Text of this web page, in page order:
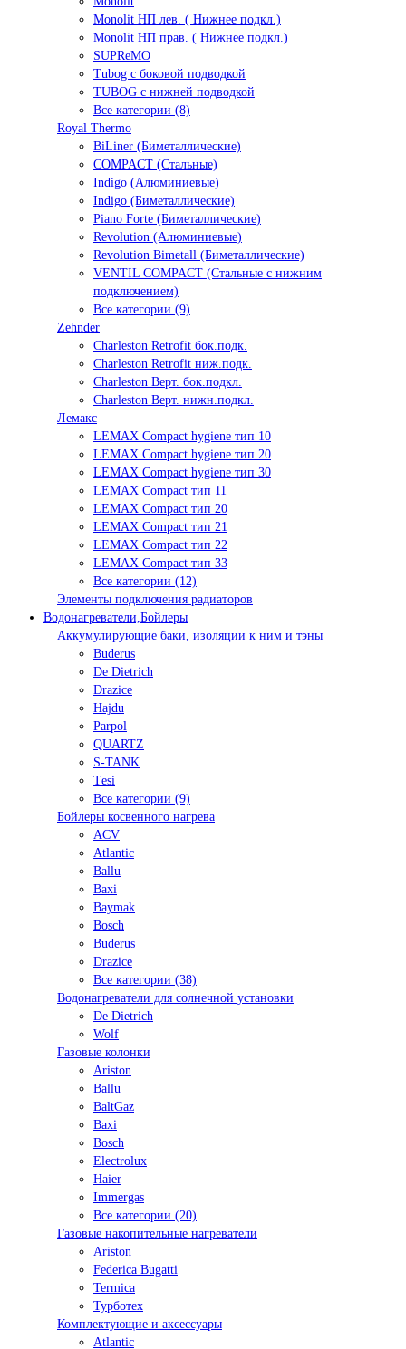
Monolit НП лев. ( Нижнее подкл.)
Monolit НП прав. ( Нижнее подкл.)
SUPReMO
Tubog с боковой подводкой
TUBOG с нижней подводкой
Все категории (8)
Royal Thermo
BiLiner (Биметаллические)
COMPACT (Стальные)
Indigo (Алюминиевые)
Indigo (Биметаллические)
Piano Forte (Биметаллические)
Revolution (Алюминиевые)
Revolution Bimetall (Биметаллические)
VENTIL COMPACT (Стальные с нижним
подключением)
Все категории (9)
Zehnder
Charleston Retrofit бок.подк.
Charleston Retrofit ниж.подк.
Charleston Верт. бок.подкл.
Charleston Верт. нижн.подкл.
Лемакс
LEMAX Compact hygiene тип 10
LEMAX Compact hygiene тип 20
LEMAX Compact hygiene тип 30
LEMAX Compact тип 11
LEMAX Compact тип 20
LEMAX Compact тип 21
LEMAX Compact тип 22
LEMAX Compact тип 33
Все категории (12)
Элементы подключения радиаторов
Водонагреватели,Бойлеры
Аккумулирующие баки, изоляции к ним и тэны
Buderus
De Dietrich
Drazice
Hajdu
Parpol
QUARTZ
S-TANK
Tеsi
Все категории (9)
Бойлеры косвенного нагрева
ACV
Atlantic
Ballu
Baxi
Baymak
Bosch
Buderus
Drazice
Все категории (38)
Водонагреватели для солнечной установки
De Dietrich
Wolf
Газовые колонки
Ariston
Ballu
BaltGaz
Baxi
Bosсh
Electrolux
Haier
Immergas
Все категории (20)
Газовые накопительные нагреватели
Ariston
Federica Bugatti
Termica
Турботех
Комплектующие и аксессуары
Atlantic